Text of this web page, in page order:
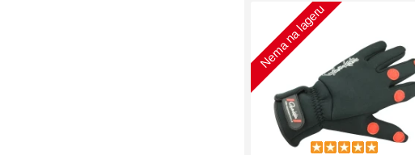
Nema na lageru